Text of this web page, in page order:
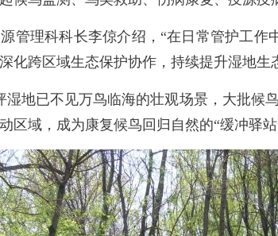
理科科长李倞介绍，“在日常管护工作
化跨区域生态保护协作，持续提升湿地生
已不见万鸟临海的壮观场景，大批候
区域，成为康复候鸟回归自然的“缓冲驿站